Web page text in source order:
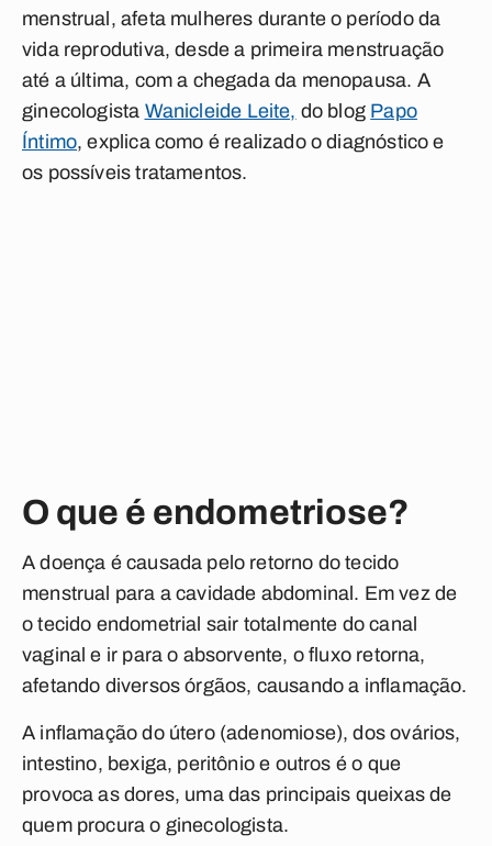
menstrual, afeta mulheres durante o período da
vida reprodutiva, desde a primeira menstruação
até a última, com a chegada da menopausa. A
ginecologista Wanicleide Leite, do blog Papo
Íntimo, explica como é realizado o diagnóstico e
os possíveis tratamentos.
O que é endometriose?
A doença é causada pelo retorno do tecido
menstrual para a cavidade abdominal. Em vez de
o tecido endometrial sair totalmente do canal
vaginal e ir para o absorvente, o fluxo retorna,
afetando diversos órgãos, causando a inflamação.
A inflamação do útero (adenomiose), dos ovários,
intestino, bexiga, peritônio e outros é o que
provoca as dores, uma das principais queixas de
quem procura o ginecologista.